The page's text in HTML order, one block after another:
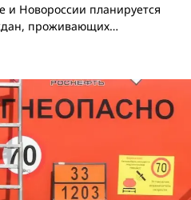
и Новороссии планируется
проживающих…